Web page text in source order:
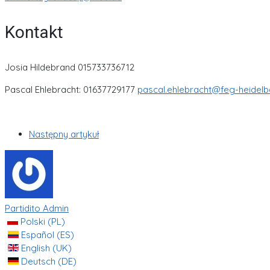
Kontakt
Josia Hildebrand 015733736712
Pascal Ehlebracht: 01637729177 pascal.ehlebracht@feg-
Następny artykuł
Partidito Admin
Polski (PL)
Español (ES)
English (UK)
Deutsch (DE)